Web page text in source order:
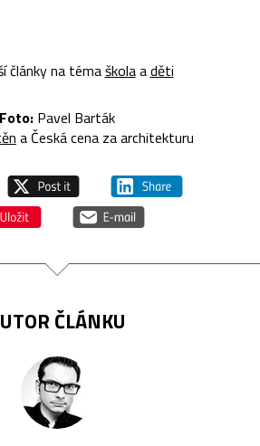
články na témaškolaaděti
Foto: Pavel Barták
a Česká cena za architekturu
ČLÁNKU